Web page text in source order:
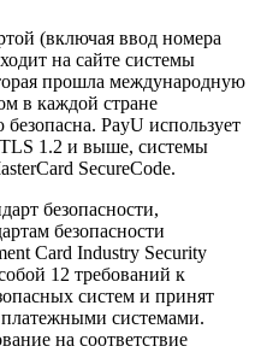
(включая ввод номера
на сайте системы
прошла международную
в каждой стране
PayU использует
TLS 1.2 и выше, системы
SecureCode.
безопасности,
безопасности
Card Industry Security
12 требований к
систем и принят
системами.
на соответствие